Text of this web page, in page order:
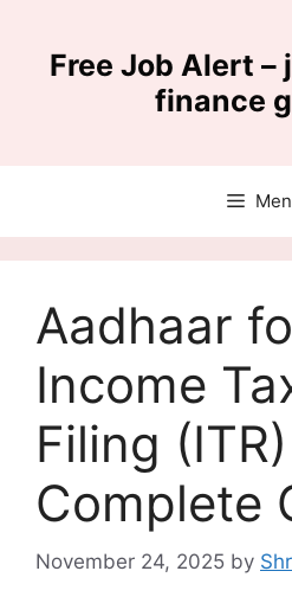
contentFree Job Alert –
finance
Aadhaar
Income
Filing
Complete
November 24, 2025 by